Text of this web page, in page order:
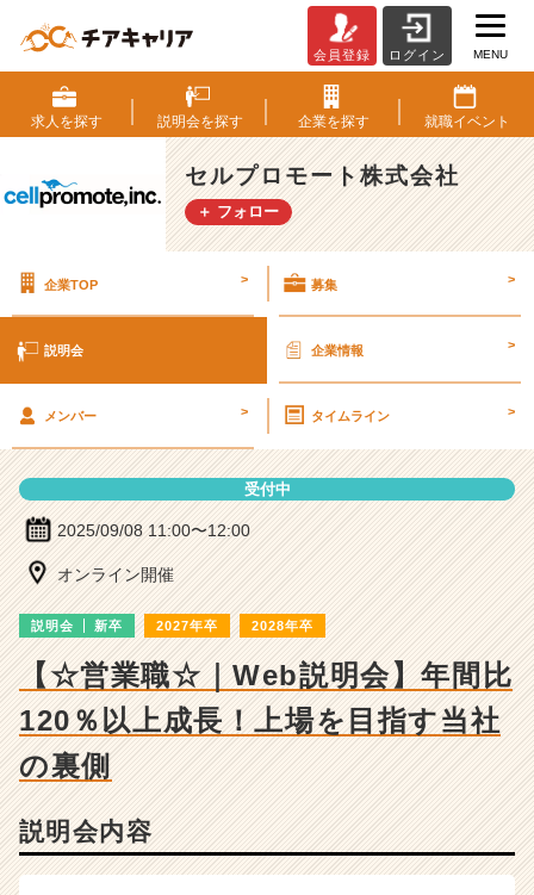
ル
プ
ロ
モ
ー
ト
社
明
ン
ー・
成
企
業
か
会員登録 ログイン MENU
求人を探す 説明会を探す 企業を探す 就職イベント
セルプロモート株式会社
＋ フォロー
企業TOP > 募集 >
説明会 企業情報 >
メンバー > タイムライン >
受付中
2025/09/08 11:00〜12:00
オンライン開催
説明会 新卒 2027年卒 2028年卒
【☆営業職☆｜Web説明会】年間比
120％以上成長！上場を目指す当社
の裏側
説明会内容